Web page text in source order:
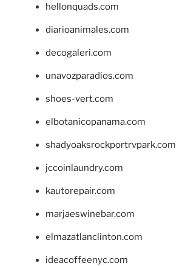
hellonquads.com
diarioanimales.com
decogaleri.com
unavozparadios.com
shoes-vert.com
elbotanicopanama.com
shadyoaksrockportrvpark.com
jccoinlaundry.com
kautorepair.com
marjaeswinebar.com
elmazatlanclinton.com
ideacoffeenyc.com